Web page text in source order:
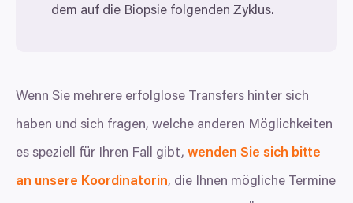
dem auf die Biopsie folgenden Zyklus.
Wenn Sie mehrere erfolglose Transfers hinter sich
haben und sich fragen, welche anderen Möglichkeiten
es speziell für Ihren Fall gibt, wenden Sie sich bitte
an unsere Koordinatorin, die Ihnen mögliche Termine